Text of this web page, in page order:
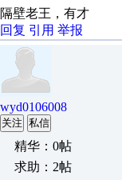
隔壁老王，有才
回复 引用 举报
wyd0106008
关注 私信
精华：0帖
求助：2帖